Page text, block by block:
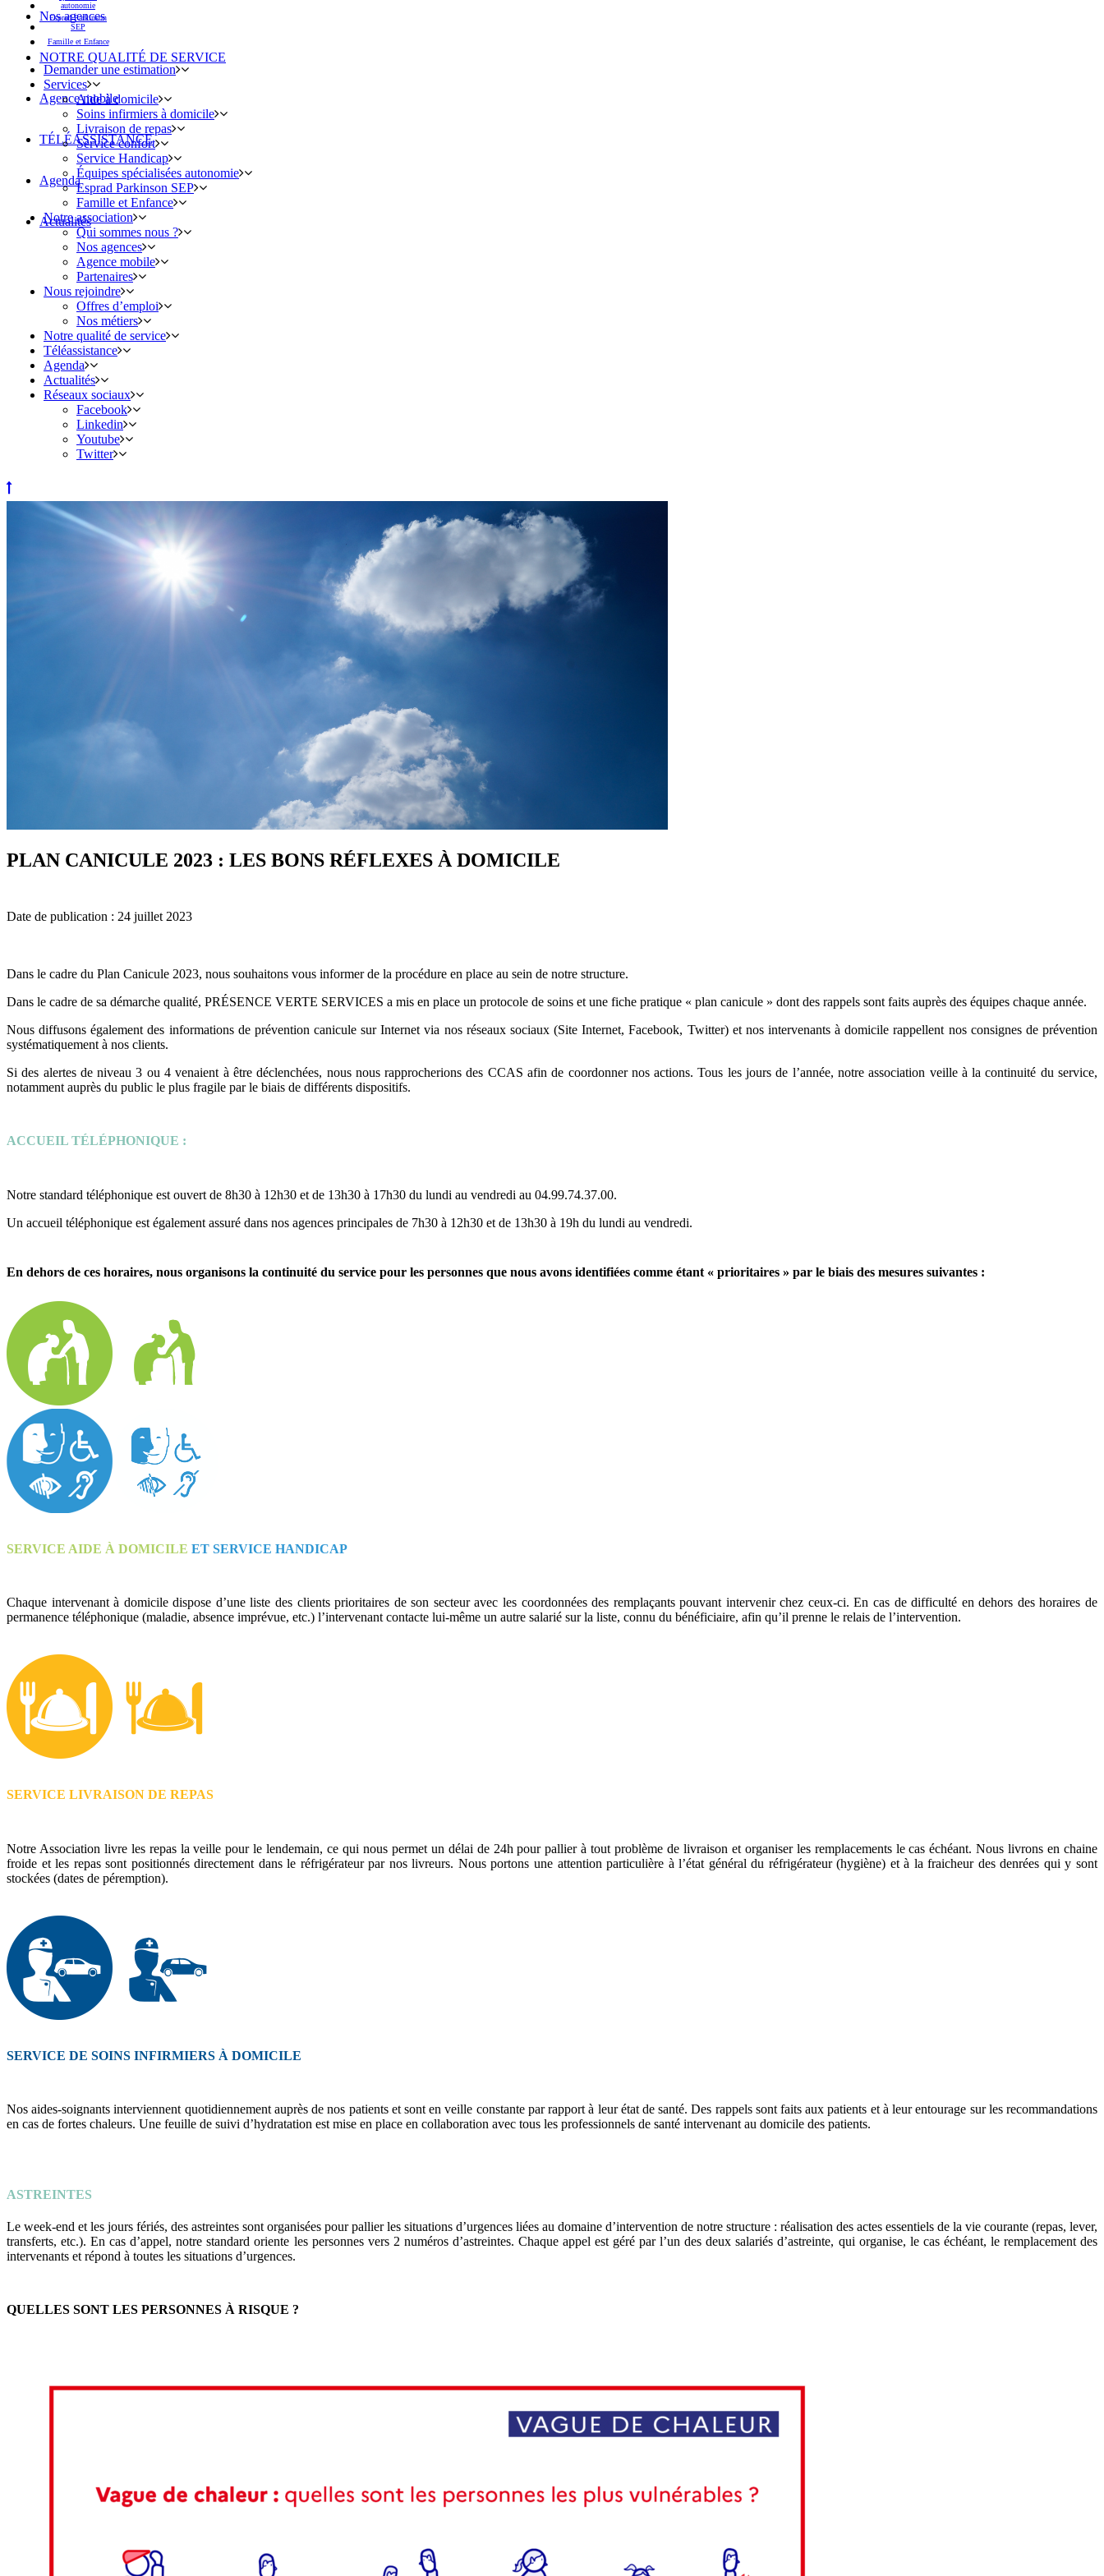
Nos agences
NOTRE QUALITÉ DE SERVICE
Agence mobile
TÉLÉASSISTANCE
Agenda
Actualités
autonomie
Esprad Parkinson
SEP
Famille et Enfance
Demander une estimation
Services
Aide à domicile
Soins infirmiers à domicile
Livraison de repas
Service confort
Service Handicap
Équipes spécialisées autonomie
Esprad Parkinson SEP
Famille et Enfance
Notre association
Qui sommes nous ?
Nos agences
Agence mobile
Partenaires
Nous rejoindre
Offres d’emploi
Nos métiers
Notre qualité de service
Téléassistance
Agenda
Actualités
Réseaux sociaux
Facebook
Linkedin
Youtube
Twitter
PLAN CANICULE 2023 : LES BONS RÉFLEXES À DOMICILE
Date de publication : 24 juillet 2023
Dans le cadre du Plan Canicule 2023, nous souhaitons vous informer de la procédure en place au sein de notre structure.
Dans le cadre de sa démarche qualité, PRÉSENCE VERTE SERVICES a mis en place un protocole de soins et une fiche pratique « plan canicule » dont des rappels sont faits auprès des équipes chaque année.
Nous diffusons également des informations de prévention canicule sur Internet via nos réseaux sociaux (Site Internet, Facebook, Twitter) et nos intervenants à domicile rappellent nos consignes de prévention
systématiquement à nos clients.
Si des alertes de niveau 3 ou 4 venaient à être déclenchées, nous nous rapprocherions des CCAS afin de coordonner nos actions. Tous les jours de l’année, notre association veille à la continuité du service,
notamment auprès du public le plus fragile par le biais de différents dispositifs.
ACCUEIL TÉLÉPHONIQUE :
Notre standard téléphonique est ouvert de 8h30 à 12h30 et de 13h30 à 17h30 du lundi au vendredi au 04.99.74.37.00.
Un accueil téléphonique est également assuré dans nos agences principales de 7h30 à 12h30 et de 13h30 à 19h du lundi au vendredi.
En dehors de ces horaires, nous organisons la continuité du service pour les personnes que nous avons identifiées comme étant « prioritaires » par le biais des mesures suivantes :
SERVICE AIDE À DOMICILE ET SERVICE HANDICAP
Chaque intervenant à domicile dispose d’une liste des clients prioritaires de son secteur avec les coordonnées des remplaçants pouvant intervenir chez ceux-ci. En cas de difficulté en dehors des horaires de
permanence téléphonique (maladie, absence imprévue, etc.) l’intervenant contacte lui-même un autre salarié sur la liste, connu du bénéficiaire, afin qu’il prenne le relais de l’intervention.
SERVICE LIVRAISON DE REPAS
Notre Association livre les repas la veille pour le lendemain, ce qui nous permet un délai de 24h pour pallier à tout problème de livraison et organiser les remplacements le cas échéant. Nous livrons en chaine
froide et les repas sont positionnés directement dans le réfrigérateur par nos livreurs. Nous portons une attention particulière à l’état général du réfrigérateur (hygiène) et à la fraicheur des denrées qui y sont
stockées (dates de péremption).
SERVICE DE SOINS INFIRMIERS À DOMICILE
Nos aides-soignants interviennent quotidiennement auprès de nos patients et sont en veille constante par rapport à leur état de santé. Des rappels sont faits aux patients et à leur entourage sur les recommandations
en cas de fortes chaleurs. Une feuille de suivi d’hydratation est mise en place en collaboration avec tous les professionnels de santé intervenant au domicile des patients.
ASTREINTES
Le week-end et les jours fériés, des astreintes sont organisées pour pallier les situations d’urgences liées au domaine d’intervention de notre structure : réalisation des actes essentiels de la vie courante (repas, lever,
transferts, etc.). En cas d’appel, notre standard oriente les personnes vers 2 numéros d’astreintes. Chaque appel est géré par l’un des deux salariés d’astreinte, qui organise, le cas échéant, le remplacement des
intervenants et répond à toutes les situations d’urgences.
QUELLES SONT LES PERSONNES À RISQUE ?